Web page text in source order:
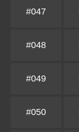
#047
#048
#049
#050